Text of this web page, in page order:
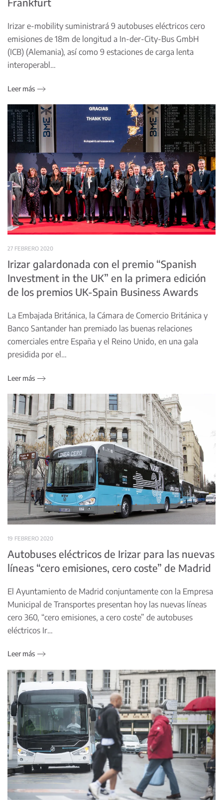
Irizar e-mobility suministrará 9 autobuses eléctricos cero
emisiones de 18m de longitud a In-der-City-Bus GmbH
(ICB) (Alemania), así como 9 estaciones de carga lenta
interoperabl…
Leer más
27 FEBRERO 2020
Irizar galardonada con el premio “Spanish
Investment in the UK” en la primera edición
de los premios UK-Spain Business Awards
La Embajada Británica, la Cámara de Comercio Británica y
Banco Santander han premiado las buenas relaciones
comerciales entre España y el Reino Unido, en una gala
presidida por el…
Leer más
19 FEBRERO 2020
Autobuses eléctricos de Irizar para las nuevas
líneas “cero emisiones, cero coste” de Madrid
El Ayuntamiento de Madrid conjuntamente con la Empresa
Municipal de Transportes presentan hoy las nuevas líneas
cero 360, “cero emisiones, a cero coste” de autobuses
eléctricos Ir…
Leer más